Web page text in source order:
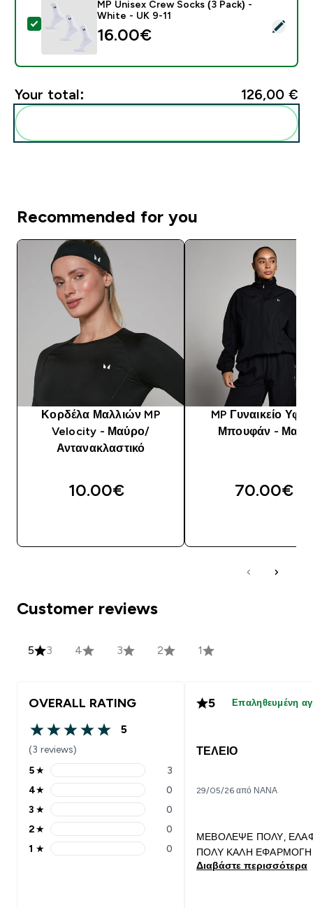
Select this product - MP Unisex Crew Socks (3 Pack)
MP Unisex Crew Socks (3 Pack) -
White - UK 9-11
16.00€‎
Your total: 126,00 €‎
Recommended for you
Κορδέλα Μαλλιών MP
Velocity - Μαύρο/
Αντανακλαστικό
10.00€‎
MP Γυναικείο
Μπουφάν -
70.00€‎
Customer reviews
5 3 4 3 2 1
OVERALL RATING
5 out of 5 stars
5
(3 reviews)
5 stars rating 3 reviews
5★ 3
4 stars rating 0 reviews
4★ 0
3 stars rating 0 reviews
3 ★ 0
2 stars rating 0 reviews
2★ 0
1 stars rating 0 reviews
1 ★ 0
5 Επαληθευμένη
ΤΕΛΕΙΟ
29/05/26 από ΝΑΝΑ
ΜΕΒΟΛΕΨΕ ΠΟΛΥ,
ΠΟΛΥ ΚΑΛΗ ΕΦΑΡΜΟΓΗ
Διαβάστε περισσότερα